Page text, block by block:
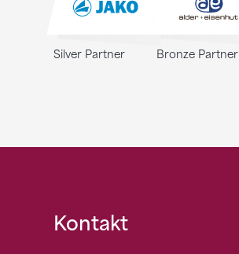
Silver Partner Bronze Partner
Fusszeile
Kontakt